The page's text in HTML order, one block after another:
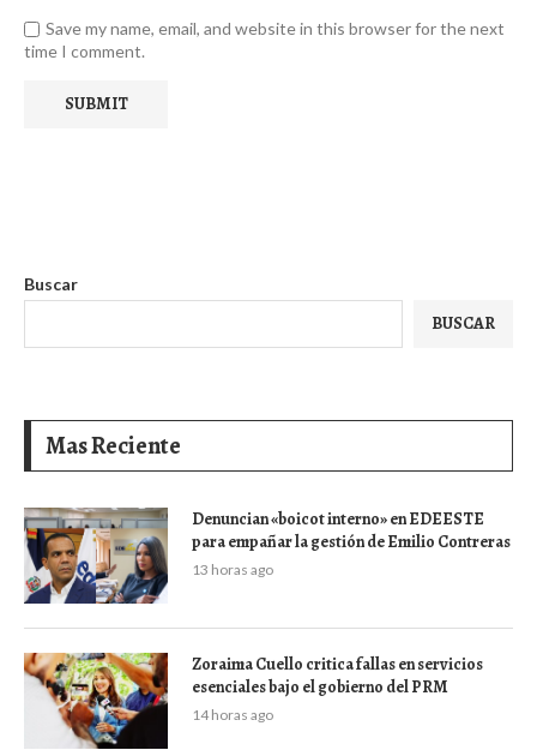
Save my name, email, and website in this browser for the next
time I comment.
Buscar
BUSCAR
Mas Reciente
Denuncian «boicot interno» en EDEESTE
para empañar la gestión de Emilio Contreras
13 horas ago
Zoraima Cuello critica fallas en servicios
esenciales bajo el gobierno del PRM
14 horas ago